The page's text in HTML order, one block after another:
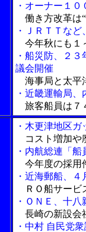
・オーナー１
働き方改革は
・ＪＲＴＴな
今年秋にも１
・船災防、２
議会開催
海事局と太平
・近畿運輸局
旅客船員は７
・木更津地区
コスト増加や
・内航総連「
今年度の採用
・近海郵船、
ＲＯ船サービ
・ＯＮＥ、十
長崎の新設会
・中村 自民党